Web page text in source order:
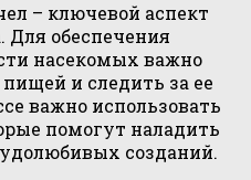
– ключевой аспект
Для обеспечения
насекомых важно
и следить за ее
важно использовать
помогут наладить
созданий.